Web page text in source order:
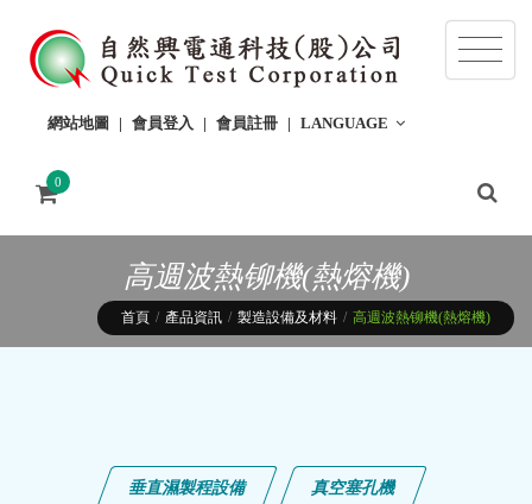
網站地圖 會員登入 會員註冊 LANGUAGE
0
高週波熱铆機(熱熔機)
首頁 產品資訊 製造設備及材料 高週波熱铆機(熱熔機)
垂直濕製程設備 真空塞孔機